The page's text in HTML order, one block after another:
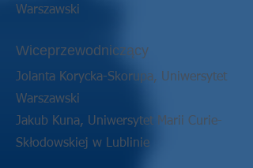
Warszawski
Wiceprzewodniczący
Jolanta Korycka-Skorupa, Uniwersytet
Warszawski
Jakub Kuna, Uniwersytet Marii Curie-
Skłodowskiej w Lublinie